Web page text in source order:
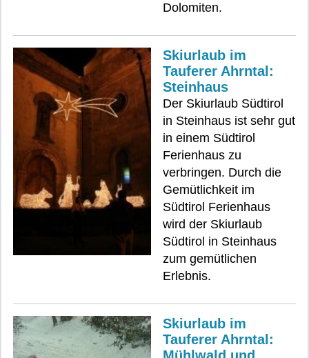
Dolomiten.
Skiurlaub im
Tauferer Ahrntal:
Steinhaus
Der Skiurlaub Südtirol
in Steinhaus ist sehr gut
in einem Südtirol
Ferienhaus zu
verbringen. Durch die
Gemütlichkeit im
Südtirol Ferienhaus
wird der Skiurlaub
Südtirol in Steinhaus
zum gemütlichen
Erlebnis.
Skiurlaub im
Tauferer Ahrntal: